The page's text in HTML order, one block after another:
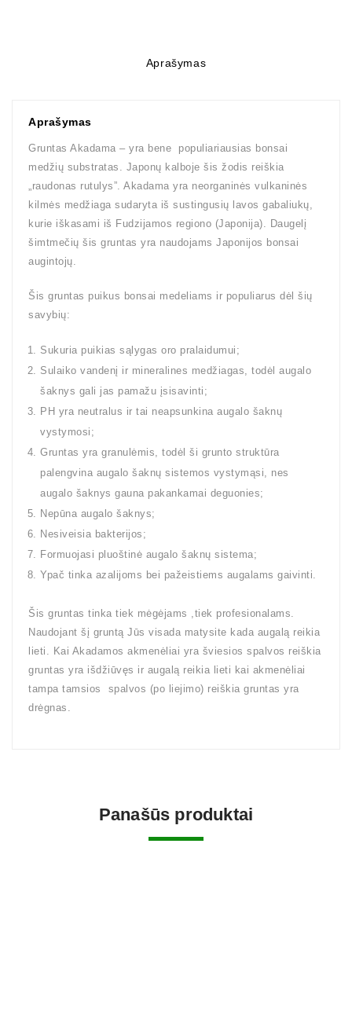
Aprašymas
Aprašymas
Gruntas Akadama – yra bene populiariausias bonsai
medžių substratas. Japonų kalboje šis žodis reiškia
„raudonas rutulys”. Akadama yra neorganinės vulkaninės
kilmės medžiaga sudaryta iš sustingusių lavos gabaliukų,
kurie iškasami iš Fudzijamos regiono (Japonija). Daugelį
šimtmečių šis gruntas yra naudojams Japonijos bonsai
augintojų.
Šis gruntas puikus bonsai medeliams ir populiarus dėl šių
savybių:
Sukuria puikias sąlygas oro pralaidumui;
Sulaiko vandenį ir mineralines medžiagas, todėl augalo
šaknys gali jas pamažu įsisavinti;
PH yra neutralus ir tai neapsunkina augalo šaknų
vystymosi;
Gruntas yra granulėmis, todėl ši grunto struktūra
palengvina augalo šaknų sistemos vystymąsi, nes
augalo šaknys gauna pakankamai deguonies;
Nepūna augalo šaknys;
Nesiveisia bakterijos;
Formuojasi pluoštinė augalo šaknų sistema;
Ypač tinka azalijoms bei pažeistiems augalams gaivinti.
Šis gruntas tinka tiek mėgėjams ,tiek profesionalams.
Naudojant šį gruntą Jūs visada matysite kada augalą reikia
lieti. Kai Akadamos akmenėliai yra šviesios spalvos reiškia
gruntas yra išdžiūvęs ir augalą reikia lieti kai akmenėliai
tampa tamsios spalvos (po liejimo) reiškia gruntas yra
drėgnas.
Panašūs produktai